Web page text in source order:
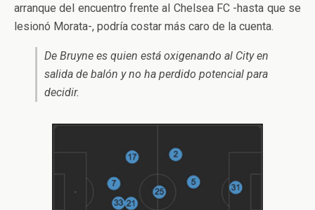
arranque del encuentro frente al Chelsea FC -hasta que se
lesionó Morata-, podría costar más caro de la cuenta.
De Bruyne es quien está oxigenando al City en
salida de balón y no ha perdido potencial para
decidir.